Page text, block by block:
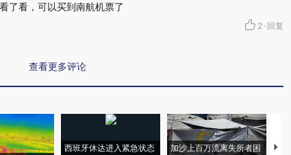
了看，可以买到南航机票了
2 · 回复
查看更多评论
西班牙休达进入紧急状态 加沙上百万流离失所者困 视